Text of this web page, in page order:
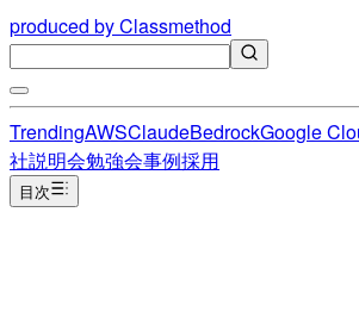
produced by Classmethod
TrendingAWSClaudeBedrockGoogle
社説明会勉強会事例採用
目次